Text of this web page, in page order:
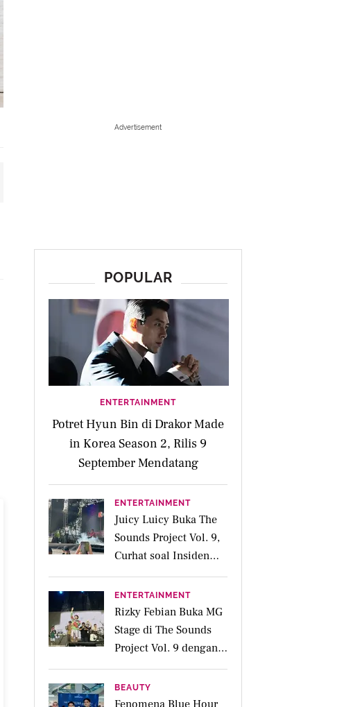
Advertisement
POPULAR
ENTERTAINMENT
Potret Hyun Bin di Drakor Made
in Korea Season 2, Rilis 9
September Mendatang
ENTERTAINMENT
Juicy Luicy Buka The
Sounds Project Vol. 9,
Curhat soal Insiden
Salah Kostum
ENTERTAINMENT
Rizky Febian Buka MG
Stage di The Sounds
Project Vol. 9 dengan
Deretan Hitsnya
BEAUTY
Fenomena Blue Hour